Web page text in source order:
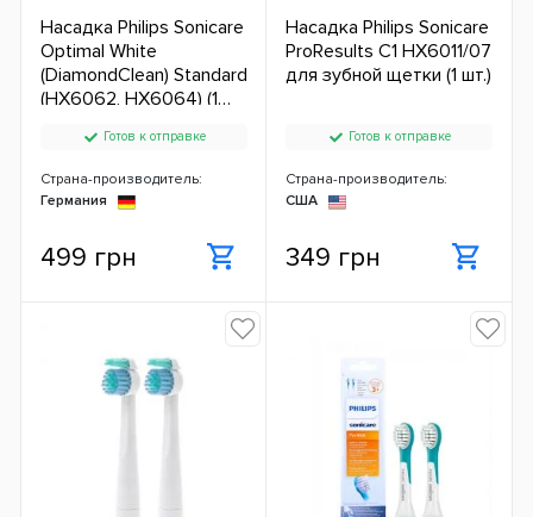
Насадка Philips Sonicare
Optimal White
(DiamondClean) Standard
(HX6062, HX6064) (1
Готов к отправке
Страна-производитель:
Германия
499 грн
Насадка Philips Sonicare
ProResults C1 HX6011/07
для зубной щетки (1 шт.)
Готов к отправке
Страна-производитель:
США
349 грн